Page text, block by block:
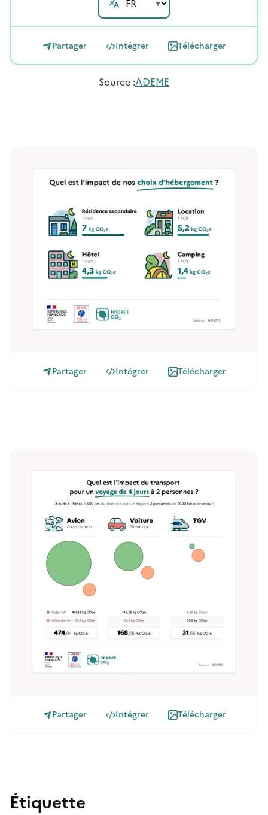
Partager Intégrer Télécharger
Source :ADEME
Partager Intégrer Télécharger
Partager Intégrer Télécharger
Étiquette